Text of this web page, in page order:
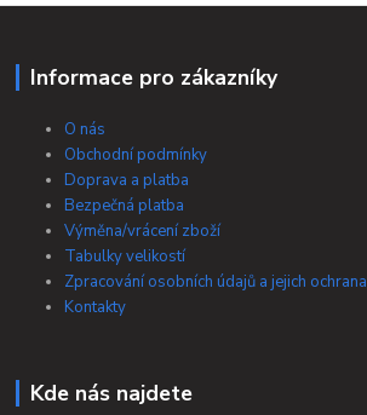
Informace pro zákazníky
O nás
Obchodní podmínky
Doprava a platba
Bezpečná platba
Výměna/vrácení zboží
Tabulky velikostí
Zpracování osobních údajů a jejich ochrana
Kontakty
Kde nás najdete